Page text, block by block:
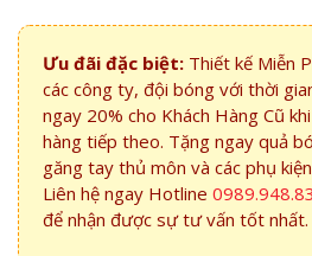
Ưu đãi đặc biệt: Thiết kế Miễn
các công ty, đội bóng với thời
ngay 20% cho Khách Hàng Cũ
hàng tiếp theo. Tặng ngay quả
găng tay thủ môn và các phụ
Liên hệ ngay Hotline
để nhận được sự tư vấn tốt nhất.